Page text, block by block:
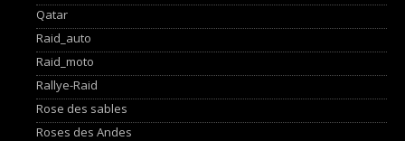
Qatar
Raid_auto
Raid_moto
Rallye-Raid
Rose des sables
Roses des Andes